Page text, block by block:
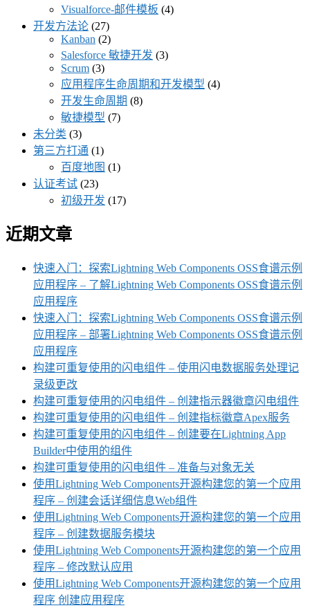
Visualforce-邮件模板 (4)
开发方法论 (27)
Kanban (2)
Salesforce 敏捷开发 (3)
Scrum (3)
应用程序生命周期和开发模型 (4)
开发生命周期 (8)
敏捷模型 (7)
未分类 (3)
第三方打通 (1)
百度地图 (1)
认证考试 (23)
初级开发 (17)
近期文章
快速入门：探索Lightning Web Components OSS食谱示例
应用程序 – 了解Lightning Web Components OSS食谱示例
应用程序
快速入门：探索Lightning Web Components OSS食谱示例
应用程序 – 部署Lightning Web Components OSS食谱示例
应用程序
构建可重复使用的闪电组件 – 使用闪电数据服务处理记
录级更改
构建可重复使用的闪电组件 – 创建指示器徽章闪电组件
构建可重复使用的闪电组件 – 创建指标徽章Apex服务
构建可重复使用的闪电组件 – 创建要在Lightning App
Builder中使用的组件
构建可重复使用的闪电组件 – 准备与对象无关
使用Lightning Web Components开源构建您的第一个应用
程序 – 创建会话详细信息Web组件
使用Lightning Web Components开源构建您的第一个应用
程序 – 创建数据服务模块
使用Lightning Web Components开源构建您的第一个应用
程序 – 修改默认应用
使用Lightning Web Components开源构建您的第一个应用
程序 创建应用程序